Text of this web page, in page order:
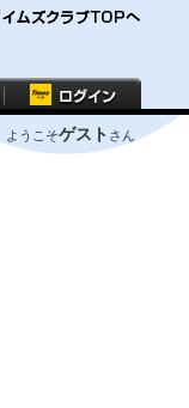
ようこそゲスト さん